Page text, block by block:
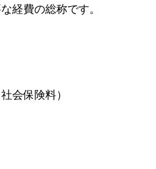
経費の総称です。
会保険料）